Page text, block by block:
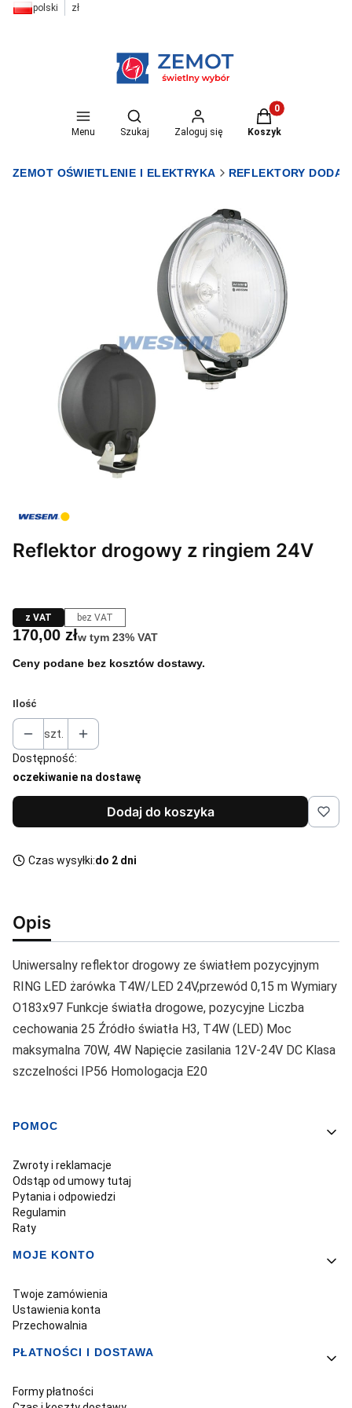
polski zł
Menu
Otwórz wyszukiwarkę
Szukaj Zaloguj się
Produkty w
Koszyk
ZEMOT OŚWIETLENIE I ELEKTRYKA REFLEKTORY
Reflektor drogowy z ringiem 24V
z VAT bez VAT
Cena
170,00 złw tym 23% VAT
w tym 23% VAT
Ceny podane bez kosztów dostawy.
Ilość
szt.
Dostępność:
oczekiwanie na dostawę
Dodaj do koszyka
Czas wysyłki:do 2 dni
Opis
Uniwersalny reflektor drogowy ze światłem pozycyjnym
RING LED żarówka T4W/LED 24V,przewód 0,15 m Wymiary
O183x97 Funkcje światła drogowe, pozycyjne Liczba
cechowania 25 Źródło światła H3, T4W (LED) Moc
maksymalna 70W, 4W Napięcie zasilania 12V-24V DC Klasa
szczelności IP56 Homologacja E20
Linki w stopce
POMOC
Zwroty i reklamacje
Odstąp od umowy tutaj
Pytania i odpowiedzi
Regulamin
Raty
MOJE KONTO
Twoje zamówienia
Ustawienia konta
Przechowalnia
PŁATNOŚCI I DOSTAWA
Formy płatności